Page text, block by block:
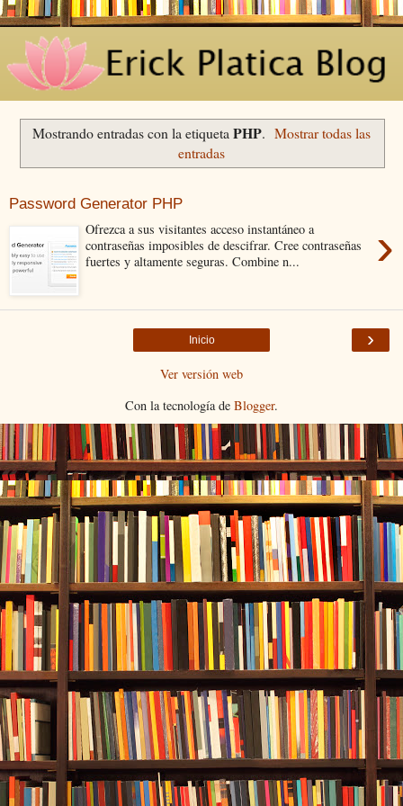
Mostrando entradas con la etiqueta PHP. Mostrar todas las
entradas
Password Generator PHP
›
Ofrezca a sus visitantes acceso instantáneo a
contraseñas imposibles de descifrar. Cree contraseñas
fuertes y altamente seguras. Combine n...
›
Inicio
Ver versión web
Con la tecnología de Blogger.